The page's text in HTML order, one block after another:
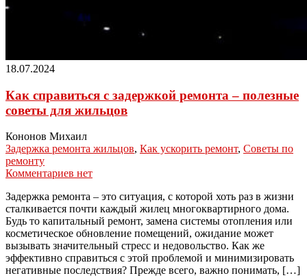
18.07.2024
Как справиться с задержкой ремонта – полезные
советы для жильцов
Кононов Михаил
Задержка ремонта жильцов, Как ускорить ремонт, Советы по
ремонту
Комментариев нет
Задержка ремонта – это ситуация, с которой хоть раз в жизни
сталкивается почти каждый жилец многоквартирного дома.
Будь то капитальный ремонт, замена системы отопления или
косметическое обновление помещений, ожидание может
вызывать значительный стресс и недовольство. Как же
эффективно справиться с этой проблемой и минимизировать
негативные последствия? Прежде всего, важно понимать, […]